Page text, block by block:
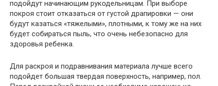
подойдут начинающим рукодельницам. При выборе
покроя стоит отказаться от густой драпировки — они
будут казаться «тяжелыми», плотными, к тому же на них
будет собираться пыль, что очень небезопасно для
здоровья ребенка.
Для раскроя и подравнивания материала лучше всего
подойдет большая твердая поверхность, например, пол.